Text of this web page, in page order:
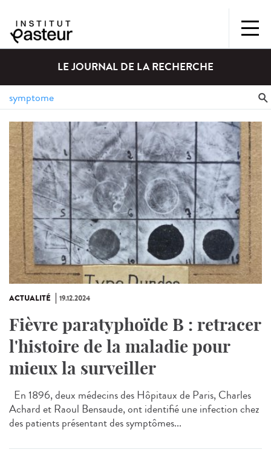
LE JOURNAL DE LA RECHERCHE
ACTUALITÉ 19.12.2024
Fièvre paratyphoïde B : retracer
l'histoire de la maladie pour
mieux la surveiller
En 1896, deux médecins des Hôpitaux de Paris, Charles
Achard et Raoul Bensaude, ont identifié une infection chez
des patients présentant des symptômes...